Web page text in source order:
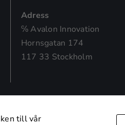
Adress
℅ Avalon Innovation
Hornsgatan 174
117 33 Stockholm
till vår
välja bort.
De behövs
för att
över huvud
fungera.
Statistik